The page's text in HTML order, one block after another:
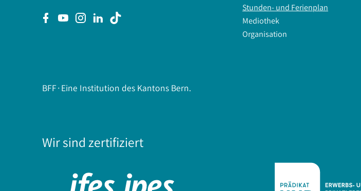
BFF∙Eine Institution des Kantons Bern.
Stunden- und Ferienplan
Mediothek
Organisation
Wir sind zertifiziert